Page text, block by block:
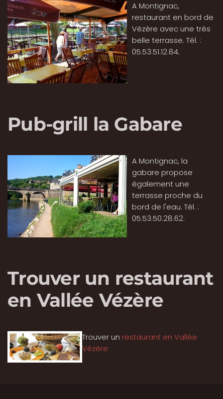
A Montignac,
restaurant en bord de
Vézère avec une très
belle terrasse. Tél. :
05.53.51.12.84.
Pub-grill la Gabare
A Montignac, la
gabare propose
également une
terrasse proche du
bord de l'eau. Tél. :
05.53.50.28.62.
Trouver un restaurant
en Vallée Vézère
Trouver un restaurant en Vallée
Vézère